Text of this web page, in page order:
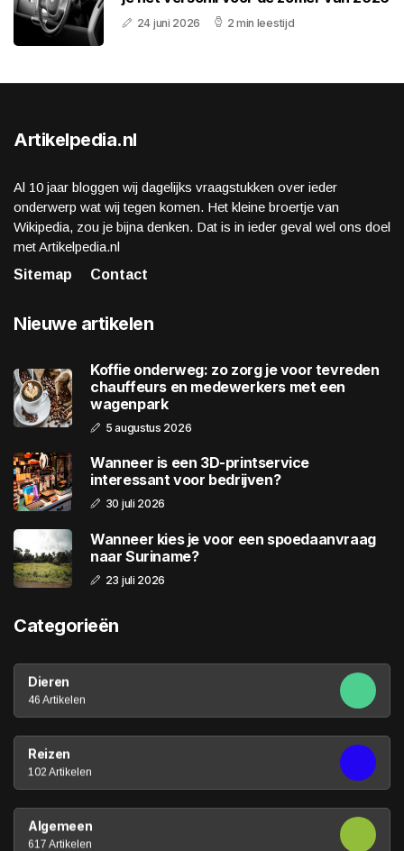
24 juni 2026 2 min leestijd
Artikelpedia.nl
Al 10 jaar bloggen wij dagelijks vraagstukken over ieder
onderwerp wat wij tegen komen. Het kleine broertje van
Wikipedia, zou je bijna denken. Dat is in ieder geval wel ons doel
met Artikelpedia.nl
Sitemap
Contact
Nieuwe artikelen
Koffie onderweg: zo zorg je voor tevreden
chauffeurs en medewerkers met een
wagenpark
5 augustus 2026
Wanneer is een 3D-printservice
interessant voor bedrijven?
30 juli 2026
Wanneer kies je voor een spoedaanvraag
naar Suriname?
23 juli 2026
Categorieën
Dieren
46 Artikelen
Reizen
102 Artikelen
Algemeen
617 Artikelen